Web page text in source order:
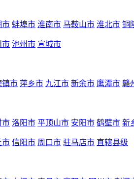
市 蚌埠市 淮南市 马鞍山市 淮北市 铜
市 池州市 宣城市
镇市 萍乡市 九江市 新余市 鹰潭市 赣
市 洛阳市 平顶山市 安阳市 鹤壁市 新
市 信阳市 周口市 驻马店市 直辖县级